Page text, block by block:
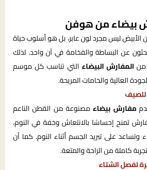
بيضاء من هوفن
الأبيض ليس مجرد لون عابر، بل هو أسلوب حياة
عن البساطة والفخامة في آن واحد. لذلك
منالمفارش البيضاء التي تناسب كل موسم
العالية والخامات المريحة.
مفارش بيضاءمصنوعة من القطن الناعم
تمنح إحساسًا بالانتعاش وخفة في النوم،
وتساعد على تبريد الجسم أثناء النوم. كما أن
كاملة من الراحة والمتعة.
لفصل الشتاء